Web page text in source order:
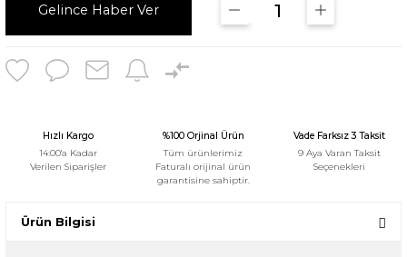
Gelince Haber Ver
Hızlı Kargo
14:00'a Kadar
Verilen Siparişler
%100 Orjinal Ürün
Tüm ürünlerimiz
Faturalı orijinal ürün
garantisine sahiptir.
Vade Farksız 3 Taksit
9 Aya Varan Taksit
Seçenekleri
Ürün Bilgisi